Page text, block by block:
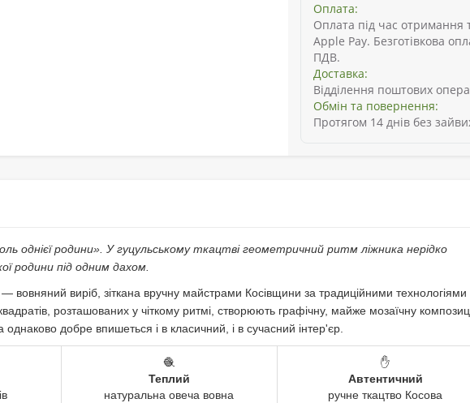
Оплата:
Оплата під час отримання
Apple Pay. Безготівкова
ПДВ.
Доставка:
Відділення поштових
Обмін та повернення:
Протягом 14 днів без
однієї родини». У гуцульському ткацтві геометричний ритм ліжника нерідко
родини під одним дахом.
— вовняний виріб, зіткана вручну майстрами Косівщини за традиційними технологіями
розташованих у чіткому ритмі, створюють графічну, майже мозаїчну
добре впишеться і в класичний, і в сучасний інтер'єр.
🧶
Теплий
натуральна овеча вовна
✋
Автентичний
ручне ткацтво Косова